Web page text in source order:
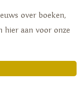
over boeken,
hier aan voor onze